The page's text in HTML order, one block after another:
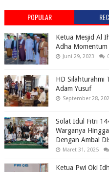
POPULAR
Ketua Mesjid Al
Adha
Juni 29, 2023
HD Silahturahmi
Adam Yusuf
September 28,
Solat Idul Fitri
Warganya
Dengan Ambal
Maret 31, 2025
Ketua Pwi Oki